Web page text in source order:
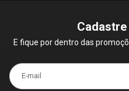
E fique por dentro das
E-mail